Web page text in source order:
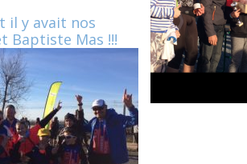
il y avait nos
Baptiste Mas !!!